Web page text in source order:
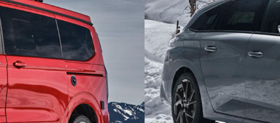
RAPID
SCENIC
SYMBIOZ
TALISMAN